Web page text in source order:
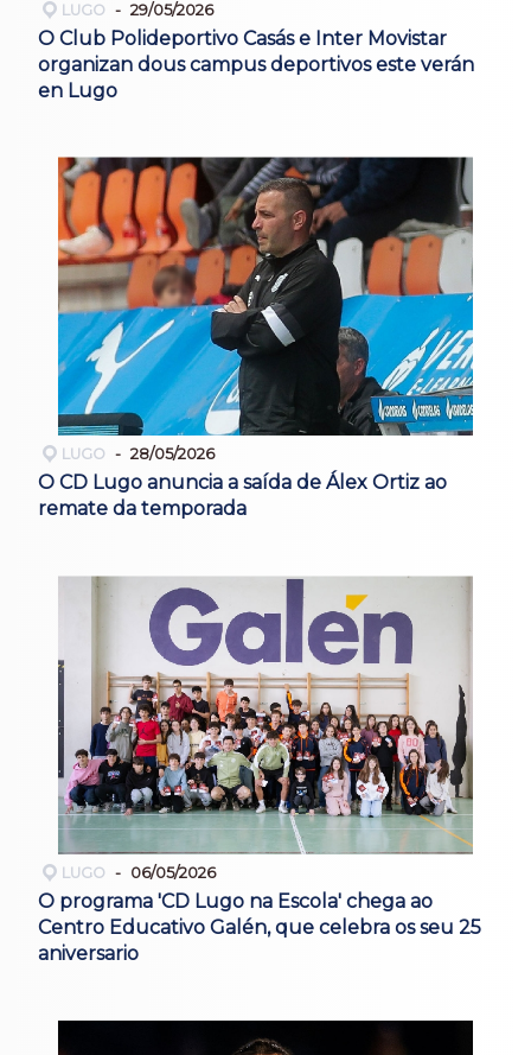
LUGO 29/05/2026
O Club Polideportivo Casás e Inter Movistar
organizan dous campus deportivos este verán
en Lugo
LUGO 28/05/2026
O CD Lugo anuncia a saída de Álex Ortiz ao
remate da temporada
LUGO 06/05/2026
O programa 'CD Lugo na Escola' chega ao
Centro Educativo Galén, que celebra os seu 25
aniversario